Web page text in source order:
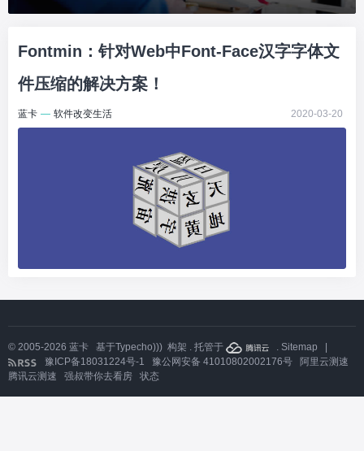
Fontmin：针对Web中Font-Face汉字字体文
件压缩的解决方案！
蓝卡 — 软件改变生活 2020-03-20
© 2005-2026 蓝卡 基于Typecho))) 构架 . 托管于 . Sitemap
豫ICP备18031224号-1
豫公网安备 41010802002176号
阿里云测速
腾讯云测速
强叔带你去看房 状态